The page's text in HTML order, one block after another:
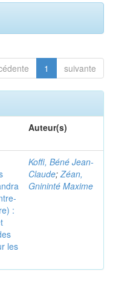
1 suivante
Auteur(s)
:
les
Koffi, Béné Jean-
Claude; Zéan,
Gnininté Maxime